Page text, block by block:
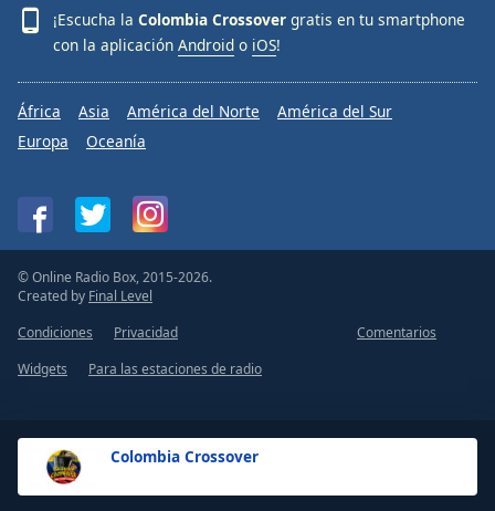
Colombia Crossover
¡Escucha la Colombia Crossover gratis en tu smartphone
con la aplicación Android o iOS!
África Asia América del Norte
América del Sur
Europa
Oceanía
© Online Radio Box, 2015-2026.
Created by Final Level
Condiciones
Privacidad
Comentarios
Widgets
Para las estaciones de radio